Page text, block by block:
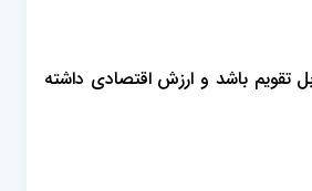
باشد و ارزش اقتصادی داشته